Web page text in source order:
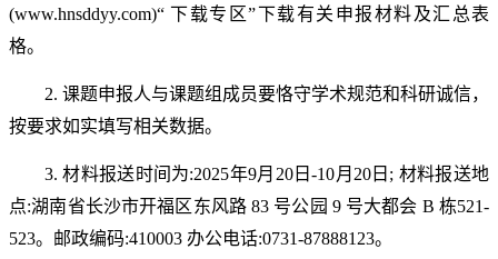
(www.hnsddyy.com)“ 下载专区”下载有关申报材料及汇总表
格。
2. 课题申报人与课题组成员要恪守学术规范和科研诚信，
按要求如实填写相关数据。
3. 材料报送时间为:2025年9月 20日-10月 20日; 材料报送地
点:湖南省⻓沙市开福区东⻛路 83 号公园 9 号大都会 B 栋521-
523。 邮政编码:410003 办公电话:0731-87888123。